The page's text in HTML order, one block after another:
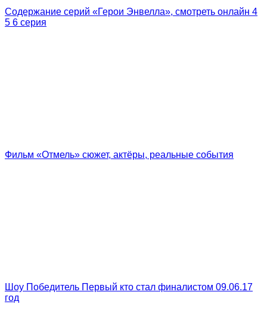
Содержание серий «Герои Энвелла», смотреть онлайн 4
5 6 серия
Фильм «Отмель» сюжет, актёры, реальные события
Шоу Победитель Первый кто стал финалистом 09.06.17
год